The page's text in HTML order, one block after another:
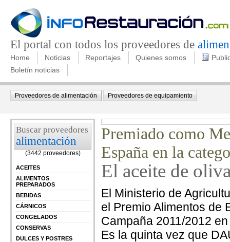
El portal con todos los proveedores de
Home Noticias Reportajes Quienes somos
Boletín noticias
Proveedores de alimentación Proveedores de equipamiento
Buscar proveedores
alimentación
(3442 proveedores)
ACEITES
ALIMENTOS
PREPARADOS
BEBIDAS
CÁRNICOS
CONGELADOS
CONSERVAS
DULCES Y POSTRES
Premiado como
España en la
El aceite de
El Ministerio de
el Premio Alimentos de
Campaña 2011/2012
Es la quinta vez que